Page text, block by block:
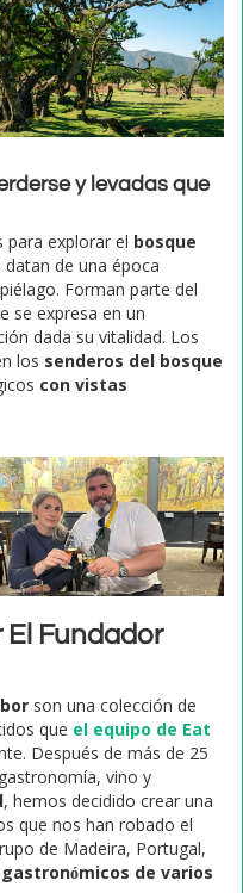
y levadas que
para explorar el bosque
de una época
Forman parte del
se expresa en un
dada su vitalidad. Los
los senderos del bosque
con vistas
El Fundador
son una colección de
que el equipo de Eat
Después de más de 25
vino y
, hemos decidido crear una
que nos han robado el
de Madeira, Portugal,
de varios